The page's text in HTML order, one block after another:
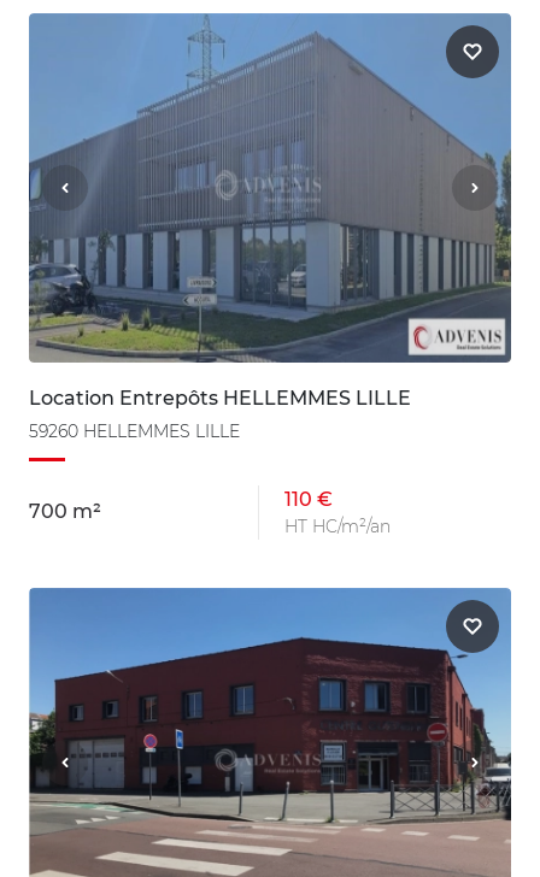
Location Entrepôts HELLEMMES LILLE
59260 HELLEMMES LILLE
700 m²
110 €
HT HC/m²/an